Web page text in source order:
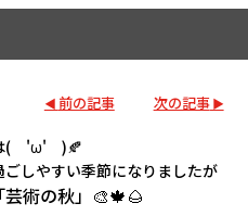
展示車・試乗車
店舗情報
ご購入者サポート
前の記事 次の記事
( 'ω' )🍂
しやすい季節になりましたが
「芸術の秋」🎨🍁🌰